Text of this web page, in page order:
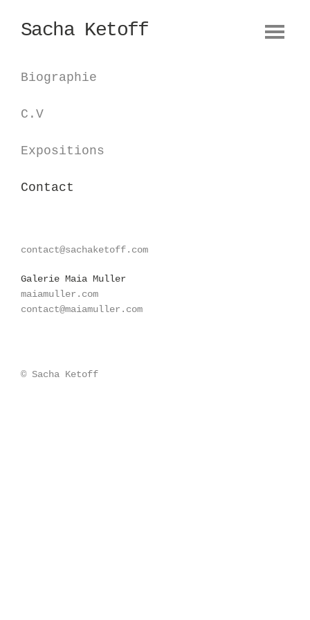
Sacha Ketoff
Biographie
Camera obscura
Biographie
C.V
Expositions
Contact
contact@sachaketoff.com
Galerie Maia Muller
maiamuller.com
contact@maiamuller.com
© Sacha Ketoff